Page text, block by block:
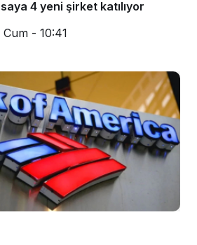
4 yeni şirket katılıyor
- 10:41